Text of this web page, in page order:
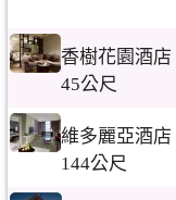
香樹花園酒店
45公尺
維多麗亞酒店
144公尺